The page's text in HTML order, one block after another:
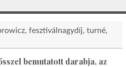
fesztiválnagydíj turné
bemutatott darabja, az